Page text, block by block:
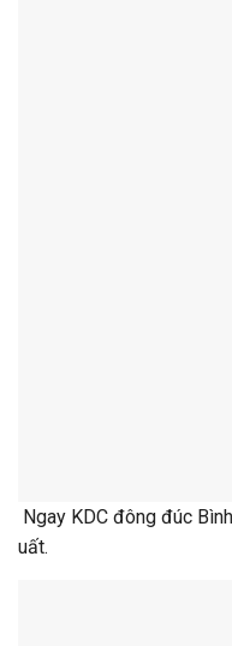
Ngay KDC đông đúc
uất.